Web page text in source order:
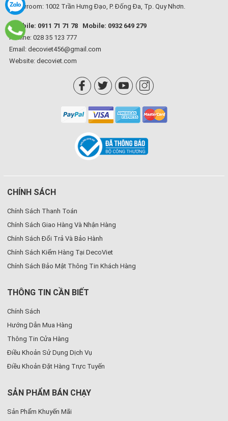
Showroom: 1002 Trần Hưng Đạo, P. Đống Đa, Tp. Quy Nhơn.
Mobile: 0911 71 71 78
Mobile: 0932 649 279
Hotline: 028 35 123 777
Email: decoviet456@gmail.com
Website: decoviet.com
CHÍNH SÁCH
Chính Sách Thanh Toán
Chính Sách Giao Hàng Và Nhận Hàng
Chính Sách Đổi Trả Và Bảo Hành
Chính Sách Kiểm Hàng Tại DecoViet
Chính Sách Bảo Mật Thông Tin Khách Hàng
THÔNG TIN CẦN BIẾT
Chính Sách
Hướng Dẫn Mua Hàng
Thông Tin Cửa Hàng
Điều Khoản Sử Dụng Dịch Vụ
Điều Khoản Đặt Hàng Trực Tuyến
SẢN PHẨM BÁN CHẠY
Sản Phẩm Khuyến Mãi